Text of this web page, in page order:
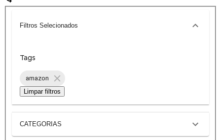
Filtros Selecionados
Tags
amazon
Limpar filtros
CATEGORIAS